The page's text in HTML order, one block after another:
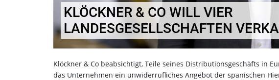
KLÖCKNER & CO WILL VIER
LANDESGESELLSCHAFTEN
Klöckner & Co beabsichtigt, Teile seines Distributionsgeschäfts in
das Unternehmen ein unwiderrufliches Angebot der spanischen